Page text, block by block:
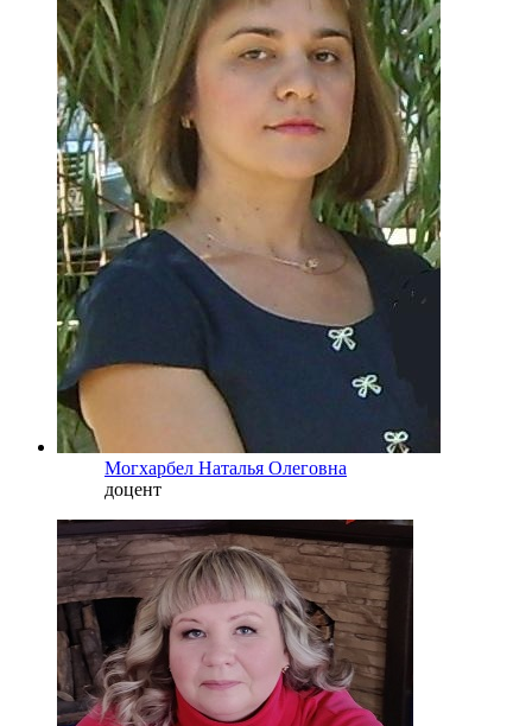
Могхарбел Наталья Олеговна
доцент